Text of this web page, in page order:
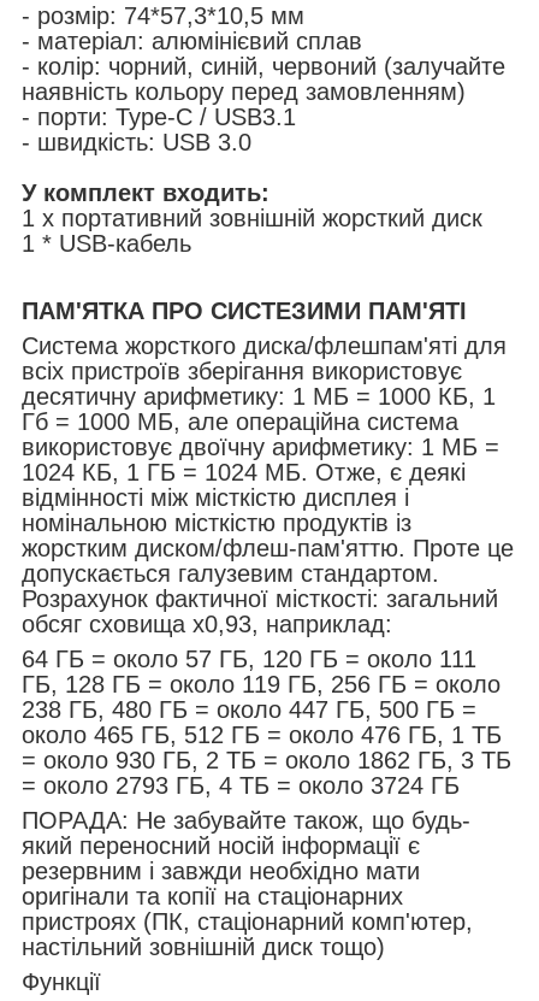
- розмір: 74*57,3*10,5 мм
- матеріал: алюмінієвий сплав
- колір: чорний, синій, червоний (залучайте
наявність кольору перед замовленням)
- порти: Type-C / USB3.1
- швидкість: USB 3.0
У комплект входить:
1 х портативний зовнішній жорсткий диск
1 * USB-кабель
ПАМ'ЯТКА ПРО СИСТЕЗИМИ ПАМ'ЯТІ
Система жорсткого диска/флешпам'яті для
всіх пристроїв зберігання використовує
десятичну арифметику: 1 МБ = 1000 КБ, 1
Гб = 1000 МБ, але операційна система
використовує двоїчну арифметику: 1 МБ =
1024 КБ, 1 ГБ = 1024 МБ. Отже, є деякі
відмінності між місткістю дисплея і
номінальною місткістю продуктів із
жорстким диском/флеш-пам'яттю. Проте це
допускається галузевим стандартом.
Розрахунок фактичної місткості: загальний
обсяг сховища x0,93, наприклад:
64 ГБ = около 57 ГБ, 120 ГБ = около 111
ГБ, 128 ГБ = около 119 ГБ, 256 ГБ = около
238 ГБ, 480 ГБ = около 447 ГБ, 500 ГБ =
около 465 ГБ, 512 ГБ = около 476 ГБ, 1 ТБ
= около 930 ГБ, 2 ТБ = около 1862 ГБ, 3 ТБ
= около 2793 ГБ, 4 ТБ = около 3724 ГБ
ПОРАДА: Не забувайте також, що будь-
який переносний носій інформації є
резервним і завжди необхідно мати
оригінали та копії на стаціонарних
пристроях (ПК, стаціонарний комп'ютер,
настільний зовнішній диск тощо)
Функції